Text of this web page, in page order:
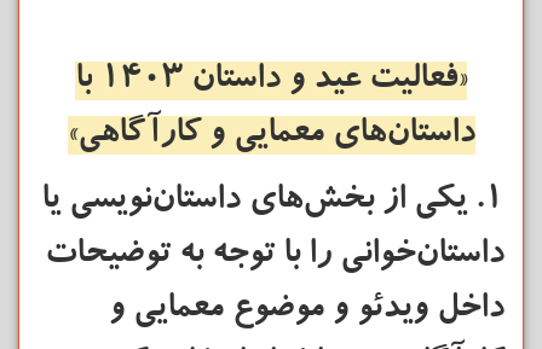
«فعالیت عید و داستان 1403
با
داستان‌های معمایی و کارآگاهی»
1. یکی از بخش‌های داستان‌نویسی یا
داستان‌خوانی را با توجه به توضیحات
داخل ویدئو و موضوع معمایی و